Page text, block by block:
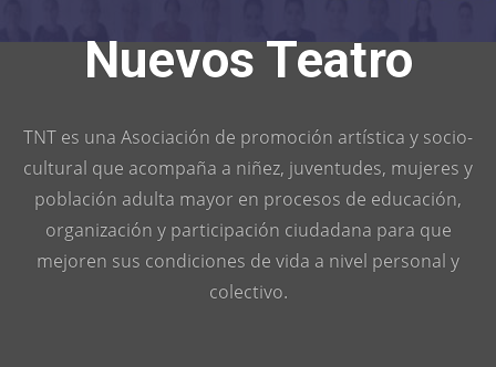
Nuevos Teatro
TNT es una Asociación de promoción artística y socio-
cultural que acompaña a niñez, juventudes, mujeres y
población adulta mayor en procesos de educación,
organización y participación ciudadana para que
mejoren sus condiciones de vida a nivel personal y
colectivo.